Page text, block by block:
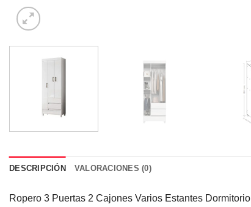
DESCRIPCIÓN VALORACIONES (0)
Ropero 3 Puertas 2 Cajones Varios Estantes Dormitorio